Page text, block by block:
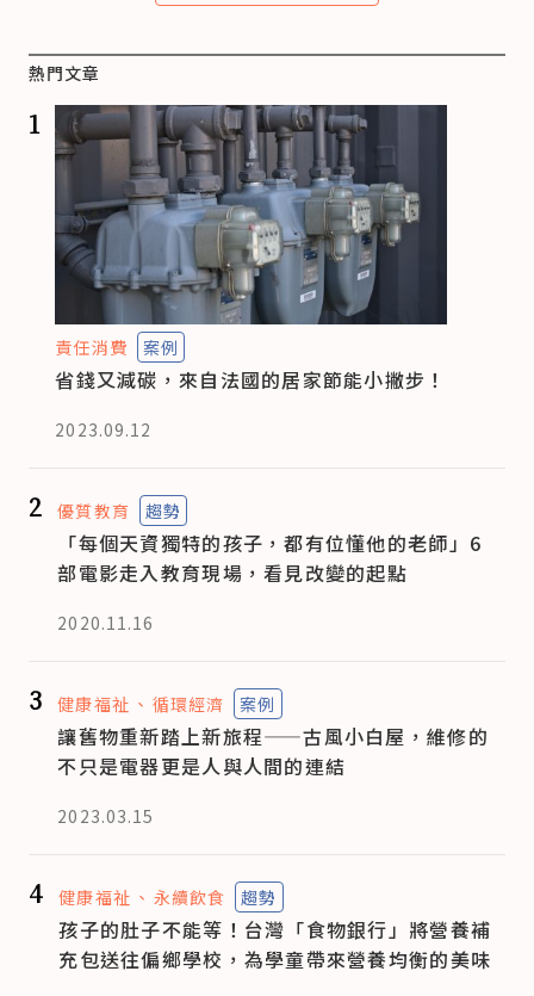
熱門文章
1
責任消費 案例
省錢又減碳，來自法國的居家節能小撇步！
2023.09.12
2 優質教育 趨勢
「每個天資獨特的孩子，都有位懂他的老師」6
部電影走入教育現場，看見改變的起點
2020.11.16
3 健康福祉 循環經濟 案例
讓舊物重新踏上新旅程——古風小白屋，維修的
不只是電器更是人與人間的連結
2023.03.15
4 健康福祉 永續飲食 趨勢
孩子的肚子不能等！台灣「食物銀行」將營養補
充包送往偏鄉學校，為學童帶來營養均衡的美味